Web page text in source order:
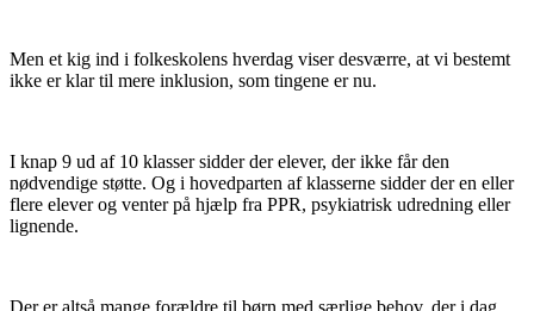
Men et kig ind i folkeskolens hverdag viser desværre, at vi bestemt
ikke er klar til mere inklusion, som tingene er nu.
I knap 9 ud af 10 klasser sidder der elever, der ikke får den
nødvendige støtte. Og i hovedparten af klasserne sidder der en eller
flere elever og venter på hjælp fra PPR, psykiatrisk udredning eller
lignende.
Der er altså mange forældre til børn med særlige behov, der i dag